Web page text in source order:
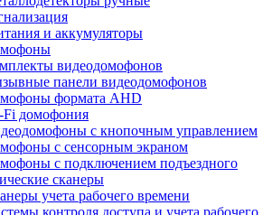
и аккумуляторы
видеодомофонов
панели видеодомофонов
формата AHD
Fi домофония
с кнопочным управлением
с сенсорным экраном
с подключением подъездного
сканеры
учета рабочего времени
контроля доступа и учета рабочего